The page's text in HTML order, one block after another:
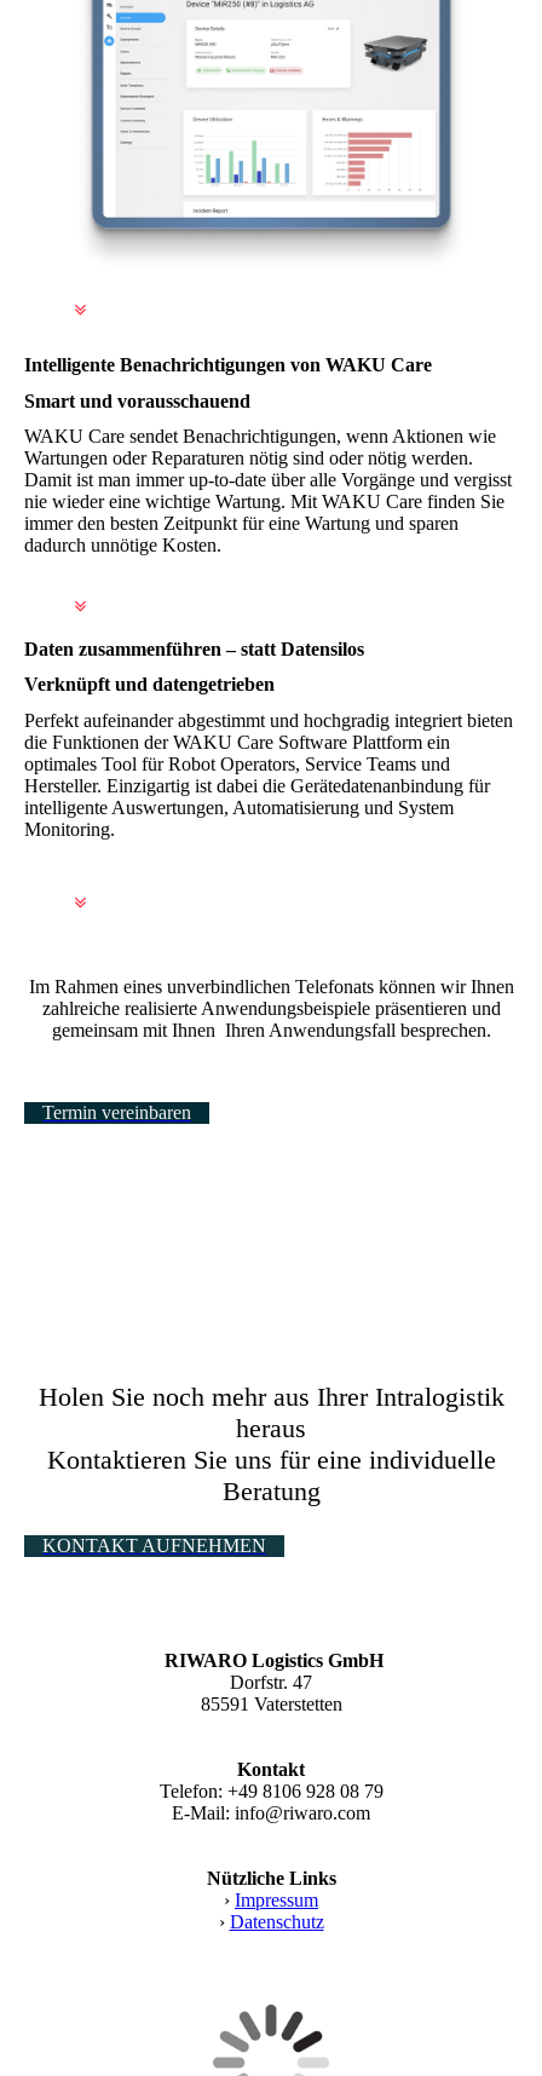
Intelligente Benachrichtigungen von WAKU Care
Smart und vorausschauend
WAKU Care sendet Benachrichtigungen, wenn Aktionen wie
Wartungen oder Reparaturen nötig sind oder nötig werden.
Damit ist man immer up-to-date über alle Vorgänge und vergisst
nie wieder eine wichtige Wartung. Mit WAKU Care finden Sie
immer den besten Zeitpunkt für eine Wartung und sparen
dadurch unnötige Kosten.
Daten zusammenführen – statt Datensilos
Verknüpft und datengetrieben
Perfekt aufeinander abgestimmt und hochgradig integriert bieten
die Funktionen der WAKU Care Software Plattform ein
optimales Tool für Robot Operators, Service Teams und
Hersteller. Einzigartig ist dabei die Gerätedatenanbindung für
intelligente Auswertungen, Automatisierung und System
Monitoring.
Im Rahmen eines unverbindlichen Telefonats können wir Ihnen
zahlreiche realisierte Anwendungsbeispiele präsentieren und
gemeinsam mit Ihnen Ihren Anwendungsfall besprechen.
Termin vereinbaren
Holen Sie noch mehr aus Ihrer Intralogistik
heraus
Kontaktieren Sie uns für eine individuelle
Beratung
KONTAKT AUFNEHMEN
RIWARO Logistics GmbH
Dorfstr. 47
85591 Vaterstetten
Kontakt
Telefon: +49 8106 928 08 79
E-Mail: info@riwaro.com
Nützliche Links
› Impressum
› Datenschutz